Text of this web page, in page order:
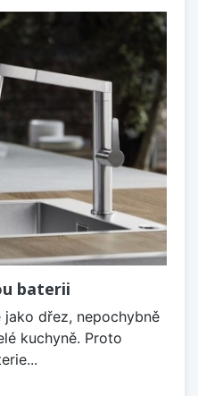
baterii
jako dřez, nepochybně
kuchyně. Proto